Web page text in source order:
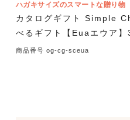
ハガキサイズのスマートな贈り物
カタログギフト Simple
べるギフト【Euaエウア
商品番号 og-cg-sceua